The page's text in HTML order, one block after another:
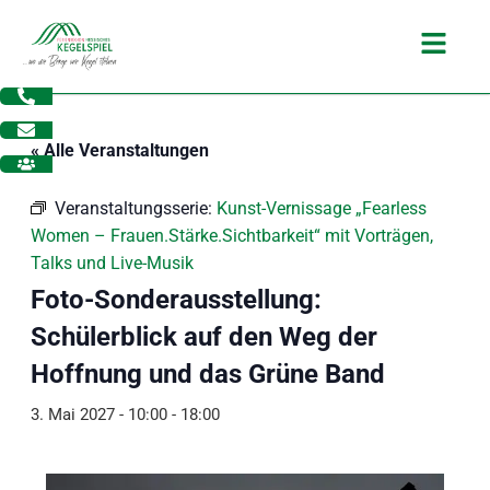
Inhalt
springen
Main
« Alle Veranstaltungen
Veranstaltungsserie: Kunst-Vernissage „Fearless
Women – Frauen.Stärke.Sichtbarkeit“ mit Vorträgen,
Talks und Live-Musik
Foto-Sonderausstellung:
Schülerblick auf den Weg der
Hoffnung und das Grüne Band
3. Mai 2027 - 10:00- 18:00